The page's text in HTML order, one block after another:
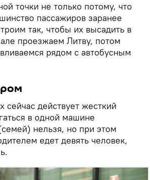
точки не только потому, что
пассажиров заранее
так, чтобы их высадить в
проезжаем Литву, потом
рядом с автобусным
сейчас действует жесткий
в одной машине
нельзя, но при этом
едет девять человек,